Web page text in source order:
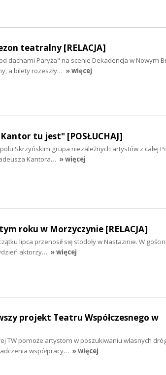
teatralny [RELACJA]
dachami Paryża" na scenie Dekadencja w Nowym
a bilety rozeszły… » więcej
tu jest" [POSŁUCHAJ]
Skrzyńskim grupa niezależnych artystów z całej
Kantora… » więcej
roku w Morzyczynie [RELACJA]
lipca przenosił się stodoły w Nastazinie. W
aktorzy… » więcej
projekt Teatru Współczesnego w
TW pomoże artystom w poszukiwaniu własnych
współpracy… » więcej